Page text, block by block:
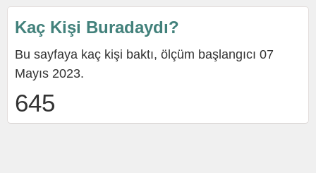
Kaç Kişi Buradaydı?
Bu sayfaya kaç kişi baktı, ölçüm başlangıcı 07
Mayıs 2023.
645